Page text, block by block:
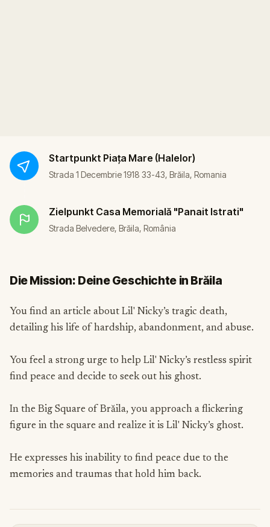
Startpunkt Piața Mare (Halelor)
Strada 1 Decembrie 1918 33-43, Brăila, Romania
Zielpunkt Casa Memorială "Panait Istrati"
Strada Belvedere, Brăila, România
Die Mission: Deine Geschichte in Brăila
You find an article about Lil' Nicky’s tragic death,
detailing his life of hardship, abandonment, and abuse.
You feel a strong urge to help Lil' Nicky’s restless spirit
find peace and decide to seek out his ghost.
In the Big Square of Brăila, you approach a flickering
figure in the square and realize it is Lil' Nicky’s ghost.
He expresses his inability to find peace due to the
memories and traumas that hold him back.